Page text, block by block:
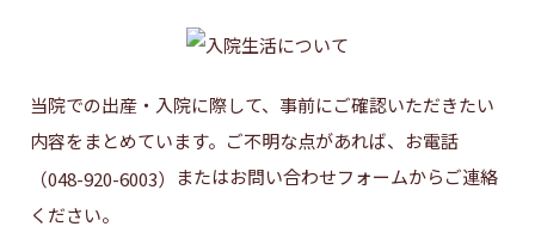
当院での出産・入院に際して、事前にご確認いただきたい
内容をまとめています。ご不明な点があれば、お電話
（048-920-6003）
またはお問い合わせフォームからご連絡
ください。